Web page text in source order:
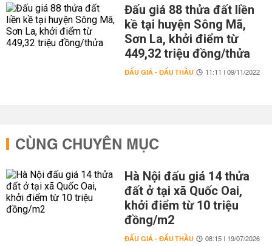
Đấu giá 88 thửa đất liền
kề tại huyện Sông Mã,
Sơn La, khởi điểm từ
449,32 triệu đồng/thửa
ĐẤU GIÁ - ĐẤU THẦU 11:11 | 09/11/2022
CÙNG CHUYÊN MỤC
Hà Nội đấu giá 14 thửa
đất ở tại xã Quốc Oai,
khởi điểm từ 10 triệu
đồng/m2
ĐẤU GIÁ - ĐẤU THẦU 08:15 | 19/07/2026